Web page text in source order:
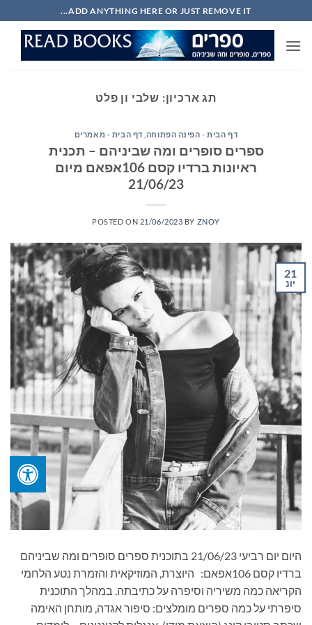
to
content
ADD ANYTHING HERE OR JUST REMOVE IT...
תג ארכיון: שלבי ון פלט
דף הבית - הפינה הפתוחה דף הבית - מאמרים
ספרים סופרים ומה שביניהם – תכנית
ראיונות ברדיו קסם 106אפאם מיום
21/06/23
POSTED ON 21/06/2023 BY ZNOY
21
יונ
היום יום רביעי 21/06/23 בתוכנית ספרים סופרים ומה שביניהם
ברדיו קסם 106אפאם: היוצרת, המוזיקאית והזמרת נטע הלחמי
הקריאה כמה משיריה וסיפרה על כתיבתה. במהלך התוכנית
סיפרתי על כמה ספרים מומלצים: סיפור אגדה, מותחן האימה